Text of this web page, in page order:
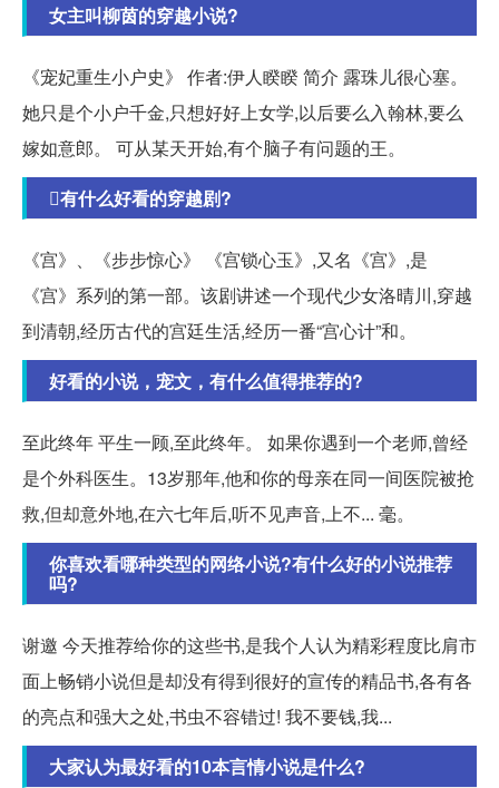
女主叫柳茵的穿越小说?
《宠妃重生小户史》 作者:伊人睽睽 简介 露珠儿很心塞。
她只是个小户千金,只想好好上女学,以后要么入翰林,要么
嫁如意郎。 可从某天开始,有个脑子有问题的王。
有什么好看的穿越剧?
《宫》、《步步惊心》 《宫锁心玉》,又名《宫》,是
《宫》系列的第一部。该剧讲述一个现代少女洛晴川,穿越
到清朝,经历古代的宫廷生活,经历一番“宫心计”和。
好看的小说，宠文，有什么值得推荐的?
至此终年 平生一顾,至此终年。 如果你遇到一个老师,曾经
是个外科医生。13岁那年,他和你的母亲在同一间医院被抢
救,但却意外地,在六七年后,听不见声音,上不... 毫。
你喜欢看哪种类型的网络小说?有什么好的小说推荐
吗?
谢邀 今天推荐给你的这些书,是我个人认为精彩程度比肩市
面上畅销小说但是却没有得到很好的宣传的精品书,各有各
的亮点和强大之处,书虫不容错过! 我不要钱,我...
大家认为最好看的10本言情小说是什么?